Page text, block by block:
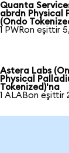
Quanta
abrdn Physical
(Ondo
1 PWRon eşittir
Astera Labs
Physical
Tokenized)'na
1 ALABon eşittir